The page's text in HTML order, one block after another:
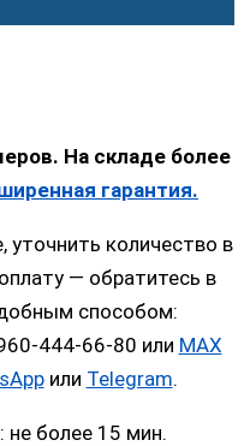
На складе более
гарантия.
количество в
— обратитесь в
способом:
444-66-80 или MAX
или Telegram.
не более 15 мин.